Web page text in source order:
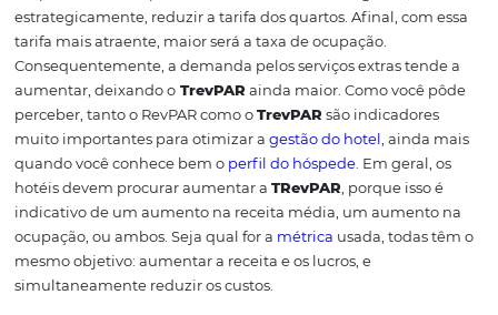
receita com hospedagem.Por exemplo, se o seu hotel
para eventos, a receita gerada pela comercialização
espaços pode impactar muito oTrevPAR. Nesse caso, é
importantíssimo acompanhar ambos os indicadores.
TrevPAR para decisões
estratégicas
Se o seu hotel oferece serviços abertos ao público em